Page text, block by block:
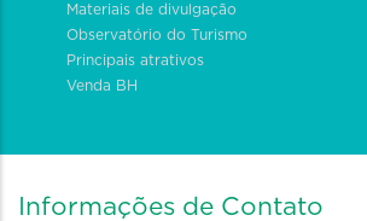
Materiais de divulgação
Observatório do Turismo
Principais atrativos
Venda BH
Informações de Contato